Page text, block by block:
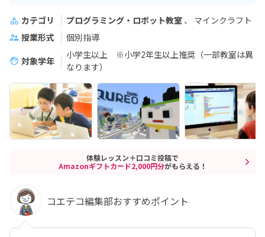
カテゴリ プログラミング・ロボット教室
マインクラフト
授業形式
個別指導
対象学年
小学生以上 ※小学2年生以上推奨（一部教室は異
なります）
体験レッスン＋口コミ投稿で
Amazonギフトカード2,000円分がもらえる！
コエテコ編集部おすすめポイント